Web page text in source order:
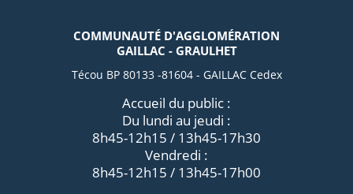
COMMUNAUTÉ D'AGGLOMÉRATION
GAILLAC - GRAULHET
Técou BP 80133 -81604 - GAILLAC Cedex
Accueil du public :
Du lundi au jeudi :
8h45-12h15 / 13h45-17h30
Vendredi :
8h45-12h15 / 13h45-17h00